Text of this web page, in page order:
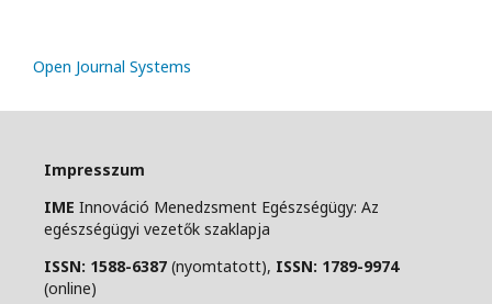
Open Journal Systems
Impresszum
IME Innováció Menedzsment Egészségügy: Az
egészségügyi vezetők szaklapja
ISSN: 1588-6387 (nyomtatott), ISSN: 1789-9974
(online)